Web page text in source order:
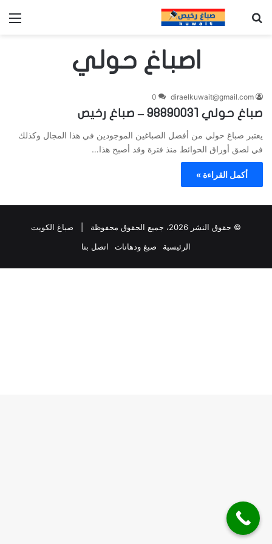
اصباغ حولي
diraelkuwait@gmail.com
0
صباغ حولي 98890031 – صباغ رخيص
يعتبر صباغ حولي من أفضل الصباغين الموجودين في هذا المجال وكذلك
في لصق أوراق الحوائط منذ فترة وقد أصبح هذا…
أكمل القراءة »
© حقوق النشر 2026، جميع الحقوق محفوظة |
صباغ الكويت
الرئيسية
صبغ ودهانات اتصل بنا